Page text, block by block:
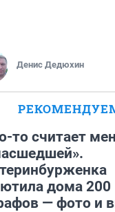
Денис Дедюхин
то считает
дома 200
— фото и